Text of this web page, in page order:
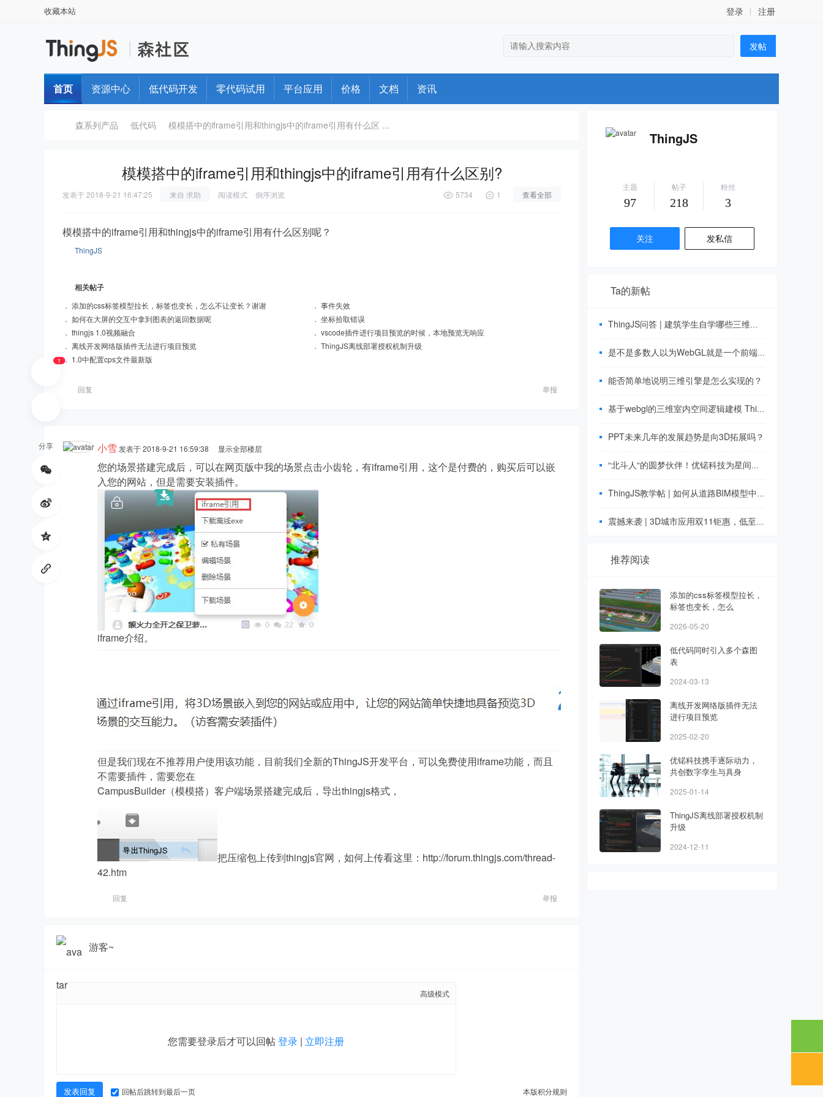
收藏本站 登录 注册
发帖
首页 资源中心 低代码开发 零代码试用 平台应用 价格 文档 资讯
1
分享
森系列产品 低代码
›
模模搭中的iframe引用和thingjs中的iframe引用有什么区 ...
模模搭中的iframe引用和thingjs中的iframe引用有什么区别?
发表于2018-9-21 16:47:25 来自 求助 阅读模式 倒序浏览 5734 1 查看全部
模模搭中的iframe引用和thingjs中的iframe引用有什么区别呢？
ThingJS
相关帖子
． 添加的css标签模型拉长，标签也变长，怎么不让变长？谢谢 ． 事件失效
． 如何在大屏的交互中拿到图表的返回数据呢 ． 坐标拾取错误
． thingjs 1.0视频融合 ． vscode插件进行项目预览的时候，本地预览无响应
． 离线开发网络版插件无法进行项目预览 ． ThingJS离线部署授权机制升级
． 1.0中配置cps文件最新版
回复 举报
小雪 发表于 2018-9-21 16:59:38 显示全部楼层
您的场景搭建完成后，可以在网页版中我的场景点击小齿轮，有iframe引用，这个是付费的，购买后可以嵌
入您的网站，但是需要安装插件。
iframe介绍。
但是我们现在不推荐用户使用该功能，目前我们全新的ThingJS开发平台，可以免费使用iframe功能，而且
不需要插件，需要您在
CampusBuilder（模模搭）客户端场景搭建完成后，导出thingjs格式，
把压缩包上传到thingjs官网，如何上传看这里：http://forum.thingjs.com/thread-
42.htm
回复 举报
游客~
高级模式
您需要登录后才可以回帖登录 | 立即注册
本版积分规则
发表回复 回帖后跳转到最后一页
ThingJS
主题
97
帖子
218
粉丝
3
关注 发私信
Ta的新帖
ThingJS问答 | 建筑学生自学哪些三维建模软件？
是不是多数人以为WebGL就是一个前端，所以好多招聘薪资还不如资深前端？
能否简单地说明三维引擎是怎么实现的？
基于webgl的三维室内空间逻辑建模 ThingJS
PPT未来几年的发展趋势是向3D拓展吗？
“北斗人“的圆梦伙伴！优锘科技为星间链路提供技术支撑 ThingJS 3D 可视化
ThingJS教学帖 | 如何从道路BIM模型中提取出数据？
震撼来袭 | 3D城市应用双11钜惠，低至688元
推荐阅读
添加的css标签模型拉长，
标签也变长，怎么
2026-05-20
低代码同时引入多个森图
表
2024-03-13
离线开发网络版插件无法
进行项目预览
2025-02-20
优锘科技携手逐际动力，
共创数字孪生与具身
2025-01-14
ThingJS离线部署授权机制
升级
2024-12-11